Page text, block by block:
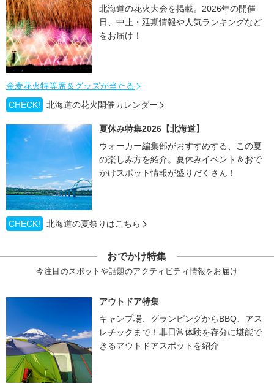
北海道の花火大会を掲載。2026年の開催
日、中止・延期情報や人気ランキングなど
をお届け！
金麦花火特等席＆グッズが当たる
CHECK!
北海道の花火開催カレンダー
夏休み特集2026【北海道】
ウォーカー編集部がおすすめする、この夏
の楽しみ方を紹介。夏休みイベント＆おで
かけスポット情報が盛りだくさん！
CHECK! 北海道の夏祭りはこちら
おでかけ特集
今注目のスポットや話題のアクティビティ情報をお届け
アウトドア特集
キャンプ場、グランピングからBBQ、アス
レチックまで！非日常体験を存分に堪能で
きるアウトドアスポットを紹介